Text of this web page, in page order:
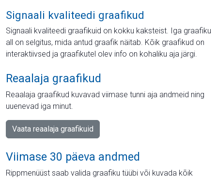
Signaali kvaliteedi graafikud
Signaali kvaliteedi graafikuid on kokku kaksteist. Iga graafiku
all on selgitus, mida antud graafik näitab. Kõik graafikud on
interaktiivsed ja graafikutel olev info on kohaliku aja järgi.
Reaalaja graafikud
Reaalaja graafikud kuvavad viimase tunni aja andmeid ning
uuenevad iga minut.
Vaata reaalaja graafikuid
Viimase 30 päeva andmed
Rippmenüüst saab valida graafiku tüübi või kuvada kõik